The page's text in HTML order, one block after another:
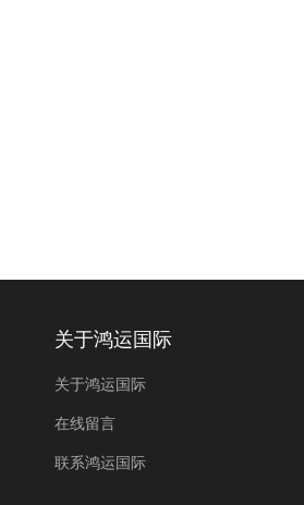
关于鸿运国际
关于鸿运国际
在线留言
联系鸿运国际